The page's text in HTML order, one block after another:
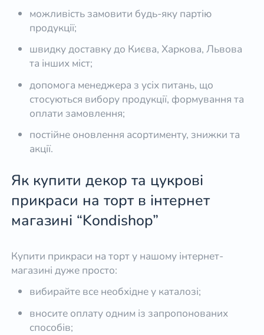
можливість замовити будь-яку партію
продукції;
швидку доставку до Києва, Харкова, Львова
та інших міст;
допомога менеджера з усіх питань, що
стосуються вибору продукції, формування та
оплати замовлення;
постійне оновлення асортименту, знижки та
акції.
Як купити декор та цукрові
прикраси на торт в інтернет
магазині “Kondishop”
Купити прикраси на торт у нашому інтернет-
магазині дуже просто:
вибирайте все необхідне у каталозі;
вносите оплату одним із запропонованих
способів;